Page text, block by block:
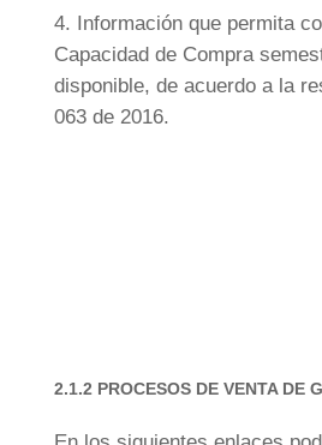
Información que permita
Capacidad de Compra
disponible, de acuerdo a la
063 de 2016.
2.1.2 PROCESOS DE VENTA DE